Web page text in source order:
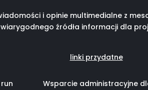
i opinie multimedialne z
źródła informacji dla
linki przydatne
run Wsparcie administracyjne